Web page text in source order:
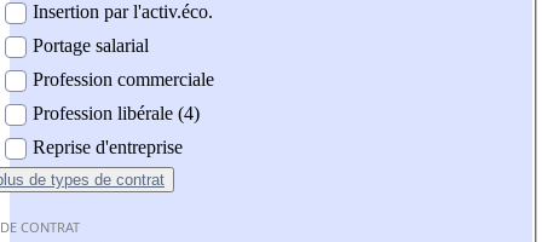
Insertion par l'activ.éco.
Portage salarial
Profession commerciale
Profession libérale (4)
Reprise d'entreprise
de types de contrat
CONTRAT